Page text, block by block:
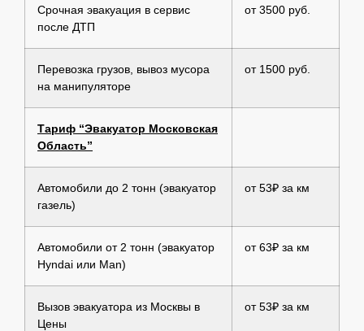
Срочная эвакуация в сервис
после ДТП
от 3500 руб.
Перевозка грузов, вывоз мусора
на манипуляторе
от 1500 руб.
Тариф “Эвакуатор Московская
Область”
Автомобили до 2 тонн (эвакуатор
газель)
от 53₽ за км
Автомобили от 2 тонн (эвакуатор
Hyndai или Man)
от 63₽ за км
Вызов эвакуатора из Москвы в
Цены
от 53₽ за км